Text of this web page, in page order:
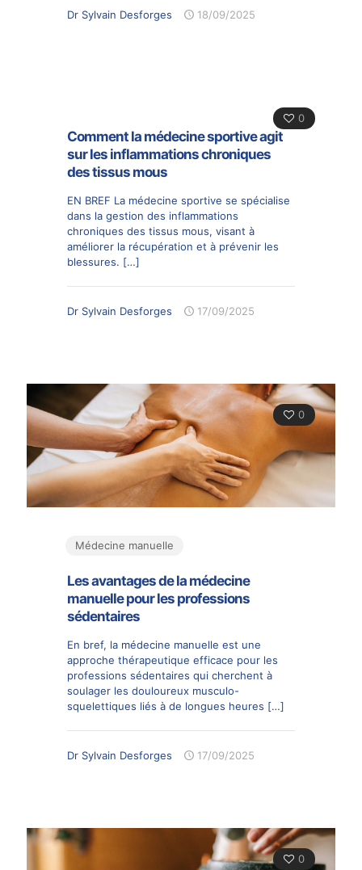
Dr Sylvain Desforges 18/09/2025
0
Comment la médecine sportive agit
sur les inflammations chroniques
des tissus mous
EN BREF La médecine sportive se spécialise
dans la gestion des inflammations
chroniques des tissus mous, visant à
améliorer la récupération et à prévenir les
blessures. […]
Dr Sylvain Desforges 17/09/2025
0
Médecine manuelle
Les avantages de la médecine
manuelle pour les professions
sédentaires
En bref, la médecine manuelle est une
approche thérapeutique efficace pour les
professions sédentaires qui cherchent à
soulager les douloureux musculo-
squelettiques liés à de longues heures […]
Dr Sylvain Desforges 17/09/2025
0